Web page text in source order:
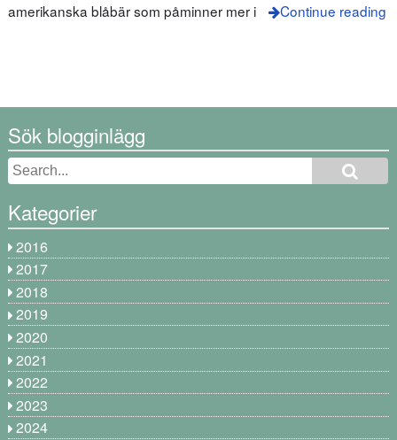
amerikanska blåbär som påminner mer i
Continue reading
Sök blogginlägg
Kategorier
2016
2017
2018
2019
2020
2021
2022
2023
2024